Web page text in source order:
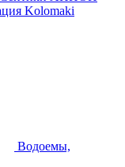
Kolomaki
Водоемы,